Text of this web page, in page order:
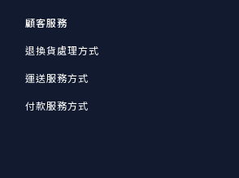
顧客服務
退換貨處理方式
運送服務方式
付款服務方式